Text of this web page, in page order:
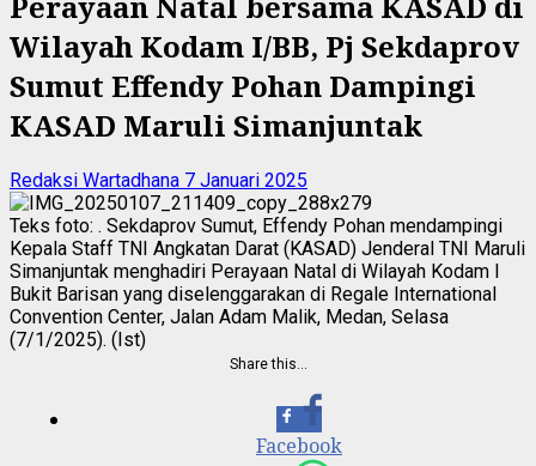
Wilayah Kodam I/BB, Pj Sekdaprov
Sumut Effendy Pohan Dampingi
KASAD Maruli Simanjuntak
Redaksi Wartadhana 7 Januari 2025
Teks foto: . Sekdaprov Sumut, Effendy Pohan mendampingi
Kepala Staff TNI Angkatan Darat (KASAD) Jenderal TNI Maruli
Simanjuntak menghadiri Perayaan Natal di Wilayah Kodam I
Bukit Barisan yang diselenggarakan di Regale International
Convention Center, Jalan Adam Malik, Medan, Selasa
(7/1/2025). (Ist)
Share this…
Facebook